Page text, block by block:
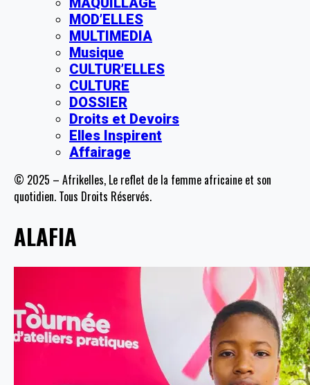
MOD’ELLES
MULTIMEDIA
Musique
CULTUR’ELLES
CULTURE
DOSSIER
Droits et Devoirs
Elles Inspirent
Affairage
© 2025 – Afrikelles, Le reflet de la femme africaine et son
quotidien. Tous Droits Réservés.
ALAFIA